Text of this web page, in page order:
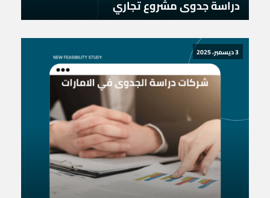
دراسة جدوى مشروع تجاري
3 ديسمبر، 2025